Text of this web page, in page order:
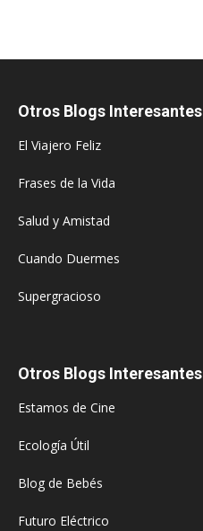
Otros Blogs Interesantes
El Viajero Feliz
Frases de la Vida
Salud y Amistad
Cuando Duermes
Supergracioso
Otros Blogs Interesantes
Estamos de Cine
Ecología Útil
Blog de Bebés
Futuro Eléctrico